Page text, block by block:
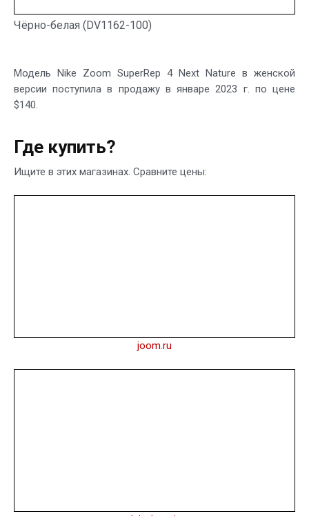
Чёрно-белая (DV1162-100)
Модель Nike Zoom SuperRep 4 Next Nature в женской
версии поступила в продажу в январе 2023 г. по цене
$140.
Где купить?
Ищите в этих магазинах. Сравните цены:
joom.ru